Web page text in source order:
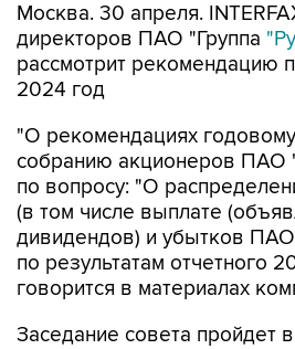
Москва. 30 апреля.
директоров ПАО "Группа
рассмотрит рекомендацию
2024 год
"О рекомендациях
собранию акционеров ПАО
по вопросу: "О
(в том числе выплате
дивидендов) и убытков ПАО
по результатам отчетного
говорится в материалах
Заседание совета пройдет